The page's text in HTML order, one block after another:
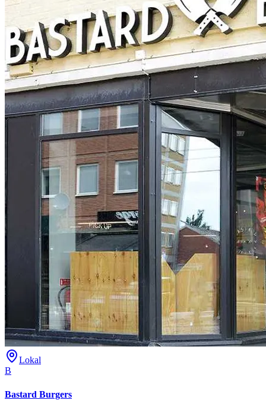
Lokal
B
Bastard Burgers